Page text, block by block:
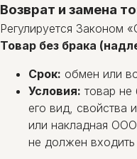
Возврат и замена
Регулируется Законом
Товар без брака
Срок: обмен или
Условия: товар не
его вид, свойства
или накладная
не должен входить